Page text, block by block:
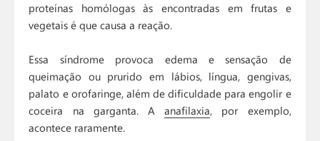
proteínas homólogas às encontradas em frutas e
vegetais é que causa a reação.
Essa síndrome provoca edema e sensação de
queimação ou prurido em lábios, língua, gengivas,
palato e orofaringe, além de dificuldade para engolir e
coceira na garganta. Aanafilaxia, por exemplo,
acontece raramente.